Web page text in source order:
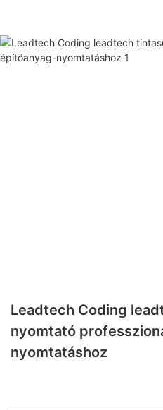
Leadtech Coding
nyomtató
nyomtatáshoz